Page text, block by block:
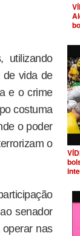
utilizando
de vida de
e o crime
costuma
o poder
o
senador
nas